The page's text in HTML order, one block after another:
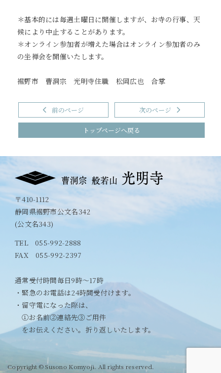
＊基本的には毎週土曜日に開催しますが、お寺の行事、天
候により中止することがあります。
＊オンライン参加者が増えた場合はオンライン参加者のみ
の坐禅会を開催いたします。
裾野市 曹洞宗 光明寺住職 松岡広也 合掌
前のページ
トップページへ戻る
次のページ
〒410-1112
静岡県裾野市公文名342
(公文名343)
TEL 055-992-2888
FAX 055-992-2397
通常受付時間毎日9時〜17時
・緊急のお電話は24時間受付けます。
・留守電になった際は、
①お名前②連絡先③ご用件
をお伝えください。折り返しいたします。
Copyright © Susono Komyoji. All rights reserved.